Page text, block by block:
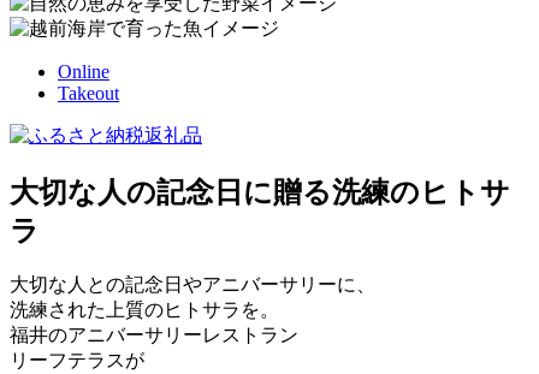
Online
Takeout
大切な人の記念日に贈る洗練のヒトサ
ラ
大切な人との記念日やアニバーサリーに、
洗練された上質のヒトサラを。
福井のアニバーサリーレストラン
リーフテラスが